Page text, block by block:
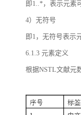
即1..*，表示元素
4）无符号
即1，无符号表示
6.1.3 元素定义
根据NSTL文献元